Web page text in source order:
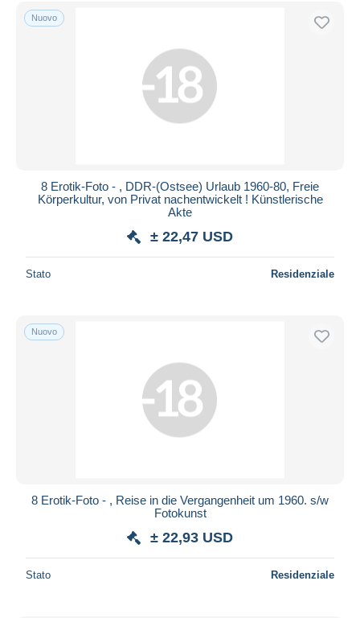
Spedizione gratuita
Bonifico bancario
Maestro
Residenza del venditore
Tutto il mondo
Aggiorna
Nuovo
8 Erotik-Foto - , DDR-(Ostsee) Urlaub 1960-80, Freie
Körperkultur, von Privat nachentwickelt ! Künstlerische
Akte
± 22,47 USD
Stato Residenziale
Nuovo
8 Erotik-Foto - , Reise in die Vergangenheit um 1960. s/w
Fotokunst
± 22,93 USD
Stato Residenziale